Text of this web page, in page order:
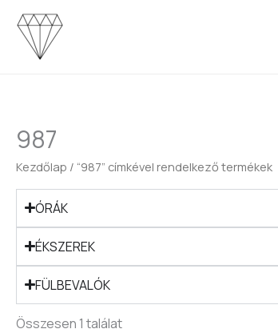
Skip
content
987
Kezdőlap / “987” címkével rendelkező termékek
ÓRÁK
ÉKSZEREK
FÜLBEVALÓK
Összesen 1 találat